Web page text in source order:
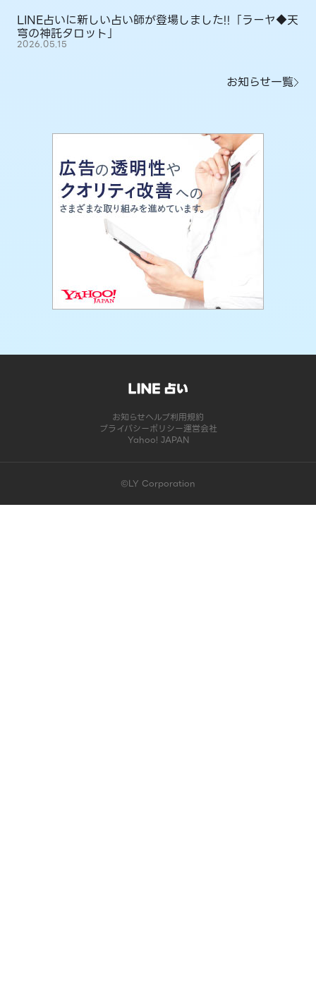
LINE占いに新しい占い師が登場しました!!「ラーヤ◆天
穹の神託タロット」
2026.05.15
お知らせ一覧
お知らせヘルプ利用規約
プライバシーポリシー運営会社
Yahoo! JAPAN
©LY Corporation
このコンテンツは掲載が終了しました | LINE占い